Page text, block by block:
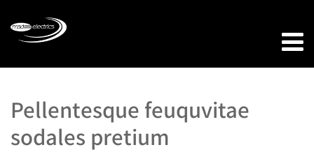
Pellentesque feuquvitae
sodales pretium